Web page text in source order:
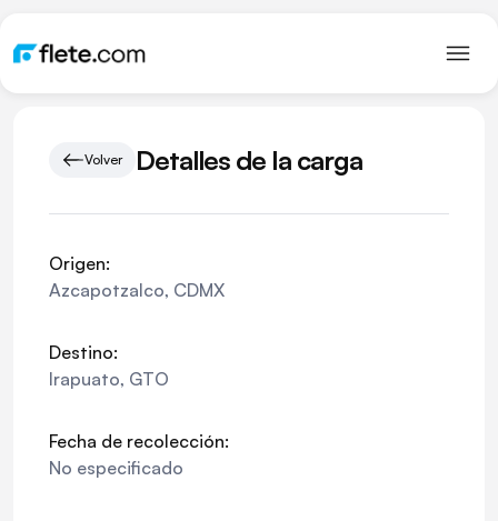
Volver Detalles de la carga
Origen:
Azcapotzalco, CDMX
Destino:
Irapuato, GTO
Fecha de recolección:
No especificado